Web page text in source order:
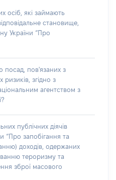
осіб, які займають
становище,
України “Про
посад, пов'язаних з
згідно з
агентством з
публічних діячів
“Про запобігання та
доходів, одержаних
тероризму та
зброї масового